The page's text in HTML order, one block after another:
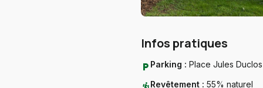
Infos pratiques
local_parking Parking : Place Jules Duclos
Revêtement : 55% naturel